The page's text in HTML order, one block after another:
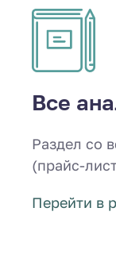
Все
Раздел со
(прайс-
Перейти в